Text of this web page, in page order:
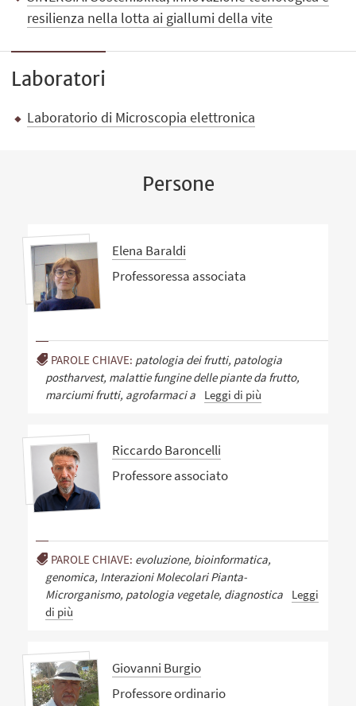
resilienza nella lotta ai giallumi della vite
Laboratori
Laboratorio di Microscopia elettronica
Persone
Elena Baraldi
Professoressa associata
PAROLE CHIAVE: patologia dei frutti, patologia
postharvest, malattie fungine delle piante da frutto,
marciumi frutti, agrofarmaci a
Leggi di più
Riccardo Baroncelli
Professore associato
PAROLE CHIAVE: evoluzione, bioinformatica,
genomica, Interazioni Molecolari Pianta-
Microrganismo, patologia vegetale, diagnostica
Leggi
di più
Giovanni Burgio
Professore ordinario